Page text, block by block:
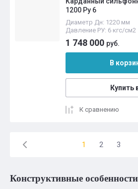
1200 Ру 6
Диаметр Дн: 1220 мм
Давление РУ: 6 кгс/см2
1 748 000 руб.
В
Купить
К сравнению
1 2 3
Конструктивные особенности